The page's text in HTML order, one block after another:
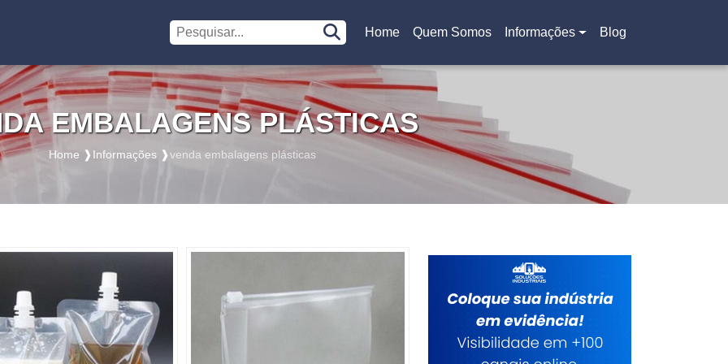
Home
(current)
Quem Somos Informações Blog
EMBALAGENS PLÁSTICAS
Home ❱ Informações ❱venda embalagens plásticas